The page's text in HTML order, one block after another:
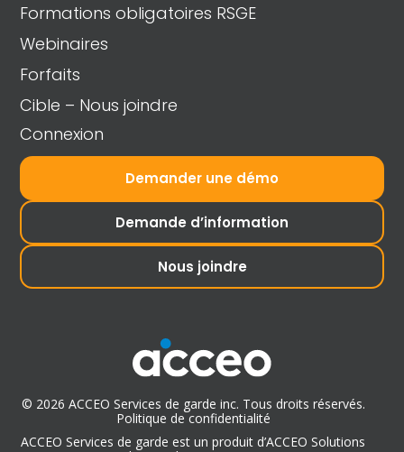
Formations obligatoires RSGE
Webinaires
Forfaits
Cible – Nous joindre
Connexion
Demander une démo
Demande d’information
Nous joindre
© 2026 ACCEO Services de garde inc. Tous droits réservés.
Politique de confidentialité
ACCEO Services de garde est un produit d’ACCEO Solutions